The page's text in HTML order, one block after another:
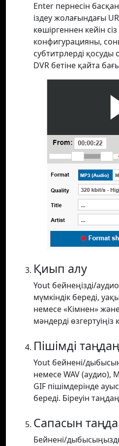
Enter пернесін
іздеу жолағындағы
көшіргеннен кейін
конфигурацияны,
субтитрлерді қосуды
DVR бетіне қайта
Қиып алу
Yout бейнеңізді/
мүмкіндік береді,
немесе «Кімнен» және
мәндерді өзгертуіңіз
Пішімді
Yout бейнені/
немесе WAV (аудио),
GIF пішімдерінде
береді. Біреуін
Сапасын
Бейнені/